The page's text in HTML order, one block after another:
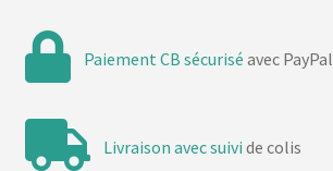
Paiement CB sécurisé avec PayPal
Livraison avec suivi de colis